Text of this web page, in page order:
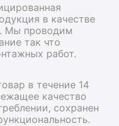
в качестве
Мы проводим
так что
работ.
в течение 14
качество
сохранен